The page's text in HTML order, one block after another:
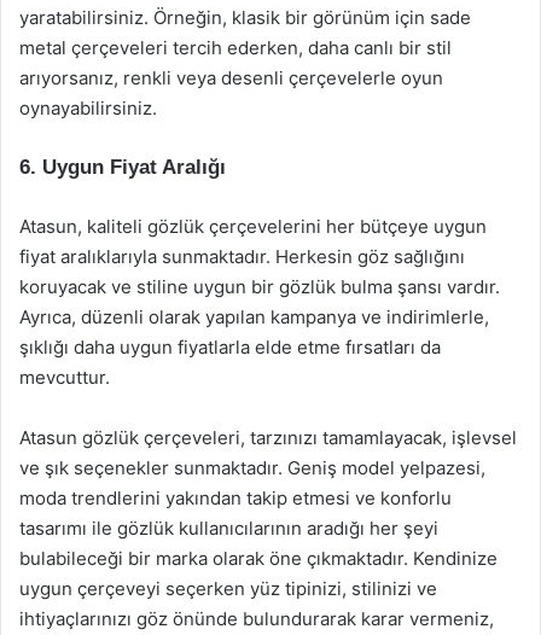
yaratabilirsiniz. Örneğin, klasik bir görünüm için sade
metal çerçeveleri tercih ederken, daha canlı bir stil
arıyorsanız, renkli veya desenli çerçevelerle oyun
oynayabilirsiniz.
6. Uygun Fiyat Aralığı
Atasun, kaliteli gözlük çerçevelerini her bütçeye uygun
fiyat aralıklarıyla sunmaktadır. Herkesin göz sağlığını
koruyacak ve stiline uygun bir gözlük bulma şansı vardır.
Ayrıca, düzenli olarak yapılan kampanya ve indirimlerle,
şıklığı daha uygun fiyatlarla elde etme fırsatları da
mevcuttur.
Atasun gözlük çerçeveleri, tarzınızı tamamlayacak, işlevsel
ve şık seçenekler sunmaktadır. Geniş model yelpazesi,
moda trendlerini yakından takip etmesi ve konforlu
tasarımı ile gözlük kullanıcılarının aradığı her şeyi
bulabileceği bir marka olarak öne çıkmaktadır. Kendinize
uygun çerçeveyi seçerken yüz tipinizi, stilinizi ve
ihtiyaçlarınızı göz önünde bulundurarak karar vermeniz,